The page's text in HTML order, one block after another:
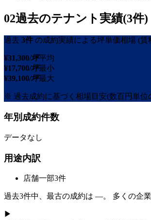
02過去のテナント実績(3件)
過去 3件 の成約実績による坪単価相場 (賃
¥31,300/坪平均
¥17,700/坪最小
¥39,100/坪最大
※ 過去成約に基づく相場目安(数百円単位
年別成約件数
データなし
用途内訳
店舗一部3件
過去3件中、最古の成約は —。 多くの企
▶